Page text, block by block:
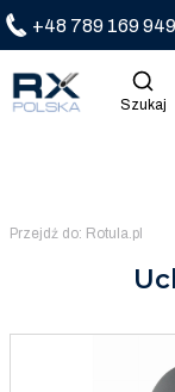
+48 789 169 949
Szukaj
Przejdź do: Rotula.pl